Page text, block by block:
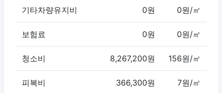
기타차량유지비 0원 0원/㎡
보험료 0원 0원/㎡
청소비 8,267,200원 156원/㎡
피복비 366,300원 7원/㎡